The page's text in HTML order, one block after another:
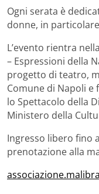
Ogni serata è
donne, in
L’evento rientra
– Espressioni della
progetto di teatro,
Comune di Napoli e
lo Spettacolo della
Ministero della
Ingresso libero fino
prenotazione alla